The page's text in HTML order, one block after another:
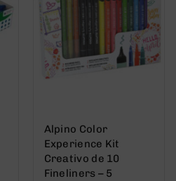
Alpino Color
Experience Kit
Creativo de 10
Fineliners – 5